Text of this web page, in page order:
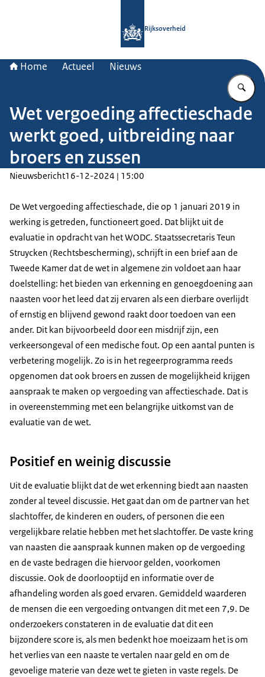
Rijksoverheid
Home Actueel Nieuws
Wet vergoeding affectieschade
werkt goed, uitbreiding naar
broers en zussen
Nieuwsbericht16-12-2024 | 15:00
De Wet vergoeding affectieschade, die op 1 januari 2019 in
werking is getreden, functioneert goed. Dat blijkt uit de
evaluatie in opdracht van het WODC. Staatssecretaris Teun
Struycken (Rechtsbescherming), schrijft in een brief aan de
Tweede Kamer dat de wet in algemene zin voldoet aan haar
doelstelling: het bieden van erkenning en genoegdoening aan
naasten voor het leed dat zij ervaren als een dierbare overlijdt
of ernstig en blijvend gewond raakt door toedoen van een
ander. Dit kan bijvoorbeeld door een misdrijf zijn, een
verkeersongeval of een medische fout. Op een aantal punten is
verbetering mogelijk. Zo is in het regeerprogramma reeds
opgenomen dat ook broers en zussen de mogelijkheid krijgen
aanspraak te maken op vergoeding van affectieschade. Dat is
in overeenstemming met een belangrijke uitkomst van de
evaluatie van de wet.
Positief en weinig discussie
Uit de evaluatie blijkt dat de wet erkenning biedt aan naasten
zonder al teveel discussie. Het gaat dan om de partner van het
slachtoffer, de kinderen en ouders, of personen die een
vergelijkbare relatie hebben met het slachtoffer. De vaste kring
van naasten die aanspraak kunnen maken op de vergoeding
en de vaste bedragen die hiervoor gelden, voorkomen
discussie. Ook de doorlooptijd en informatie over de
afhandeling worden als goed ervaren. Gemiddeld waarderen
de mensen die een vergoeding ontvangen dit met een 7,9. De
onderzoekers constateren in de evaluatie dat dit een
bijzondere score is, als men bedenkt hoe moeizaam het is om
het verlies van een naaste te vertalen naar geld en om de
gevoelige materie van deze wet te gieten in vaste regels. De